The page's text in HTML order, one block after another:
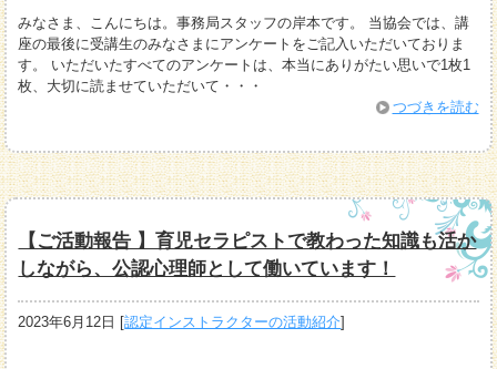
みなさま、こんにちは。事務局スタッフの岸本です。 当協会では、講
座の最後に受講生のみなさまにアンケートをご記入いただいておりま
す。 いただいたすべてのアンケートは、本当にありがたい思いで1枚1
枚、大切に読ませていただいて・・・
つづきを読む
【ご活動報告 】育児セラピストで教わった知識も活か
しながら、公認心理師として働いています！
2023年6月12日 [認定インストラクターの活動紹介]